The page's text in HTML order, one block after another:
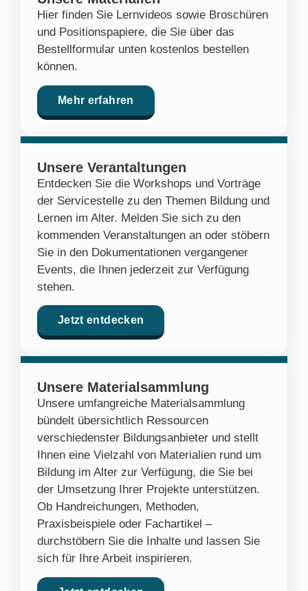
Hier finden Sie Lernvideos sowie Broschüren
und Positionspapiere, die Sie über das
Bestellformular unten kostenlos bestellen
können.
Mehr erfahren
Unsere Verantaltungen
Entdecken Sie die Workshops und Vorträge
der Servicestelle zu den Themen Bildung und
Lernen im Alter. Melden Sie sich zu den
kommenden Veranstaltungen an oder stöbern
Sie in den Dokumentationen vergangener
Events, die Ihnen jederzeit zur Verfügung
stehen.
Jetzt entdecken
Unsere Materialsammlung
Unsere umfangreiche Materialsammlung
bündelt übersichtlich Ressourcen
verschiedenster Bildungsanbieter und stellt
Ihnen eine Vielzahl von Materialien rund um
Bildung im Alter zur Verfügung, die Sie bei
der Umsetzung Ihrer Projekte unterstützen.
Ob Handreichungen, Methoden,
Praxisbeispiele oder Fachartikel –
durchstöbern Sie die Inhalte und lassen Sie
sich für Ihre Arbeit inspirieren.